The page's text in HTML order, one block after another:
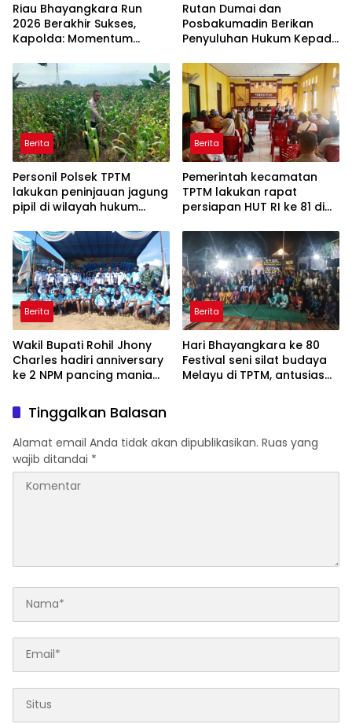
Riau Bhayangkara Run
2026 Berakhir Sukses,
Kapolda: Momentum
Perkuat Sport Tourism Riau
Rutan Dumai dan
Posbakumadin Berikan
Penyuluhan Hukum Kepada
Berita
Personil Polsek TPTM
lakukan peninjauan jagung
pipil di wilayah hukum
Berita
Pemerintah kecamatan
TPTM lakukan rapat
persiapan HUT RI ke 81 di
Berita
Wakil Bupati Rohil Jhony
Charles hadiri anniversary
ke 2 NPM pancing mania
diikuti 1154 peserta dari
berbagai wilayah di pulau
sumatera
Berita
Hari Bhayangkara ke 80
Festival seni silat budaya
Melayu di TPTM, antusias
kabupaten Rohil
Tinggalkan Balasan
Alamat email Anda tidak akan dipublikasikan. Ruas yang
wajib ditandai *